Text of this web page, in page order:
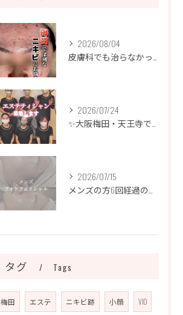
2026/08/04
皮膚科でも治らなかったニキビ、諦めるのはまだ早いです！
2026/07/24
✨大阪梅田・天王寺でエステティシャン募集✨
2026/07/15
メンズの方6回経過のお写真になります📷✨
タグ Tags
梅田 エステ ニキビ跡 小顔 VIO